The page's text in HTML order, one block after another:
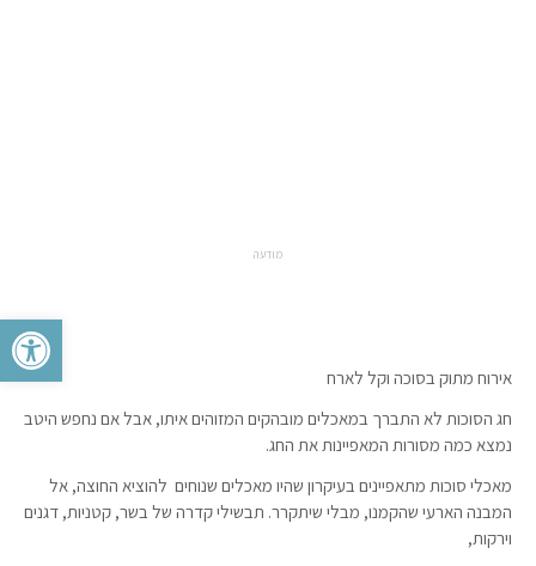
פתח
מודעה
אירוח מתוק בסוכה וקל לארח
חג הסוכות לא התברך במאכלים מובהקים המזוהים איתו, אבל אם נחפש היטב
נמצא כמה מסורות המאפיינות את החג.
מאכלי סוכות מתאפיינים בעיקרון שהיו מאכלים שנוחים להוציא החוצה, אל
המבנה הארעי שהקמנו, מבלי שיתקרר. תבשילי קדרה של בשר, קטניות, דגנים
וירקות,